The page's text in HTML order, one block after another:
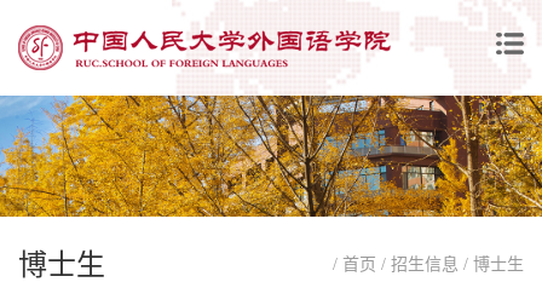
博士生 / 首页 / 招生信息 / 博士生